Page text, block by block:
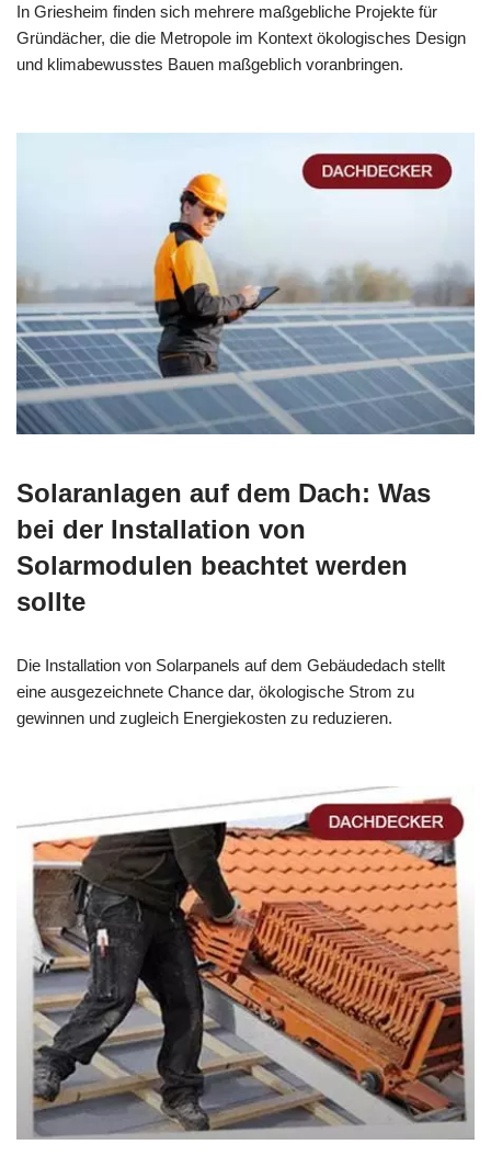
In Griesheim finden sich mehrere maßgebliche Projekte für
Gründächer, die die Metropole im Kontext ökologisches Design
und klimabewusstes Bauen maßgeblich voranbringen.
Solaranlagen auf dem Dach: Was
bei der Installation von
Solarmodulen beachtet werden
sollte
Die Installation von Solarpanels auf dem Gebäudedach stellt
eine ausgezeichnete Chance dar, ökologische Strom zu
gewinnen und zugleich Energiekosten zu reduzieren.